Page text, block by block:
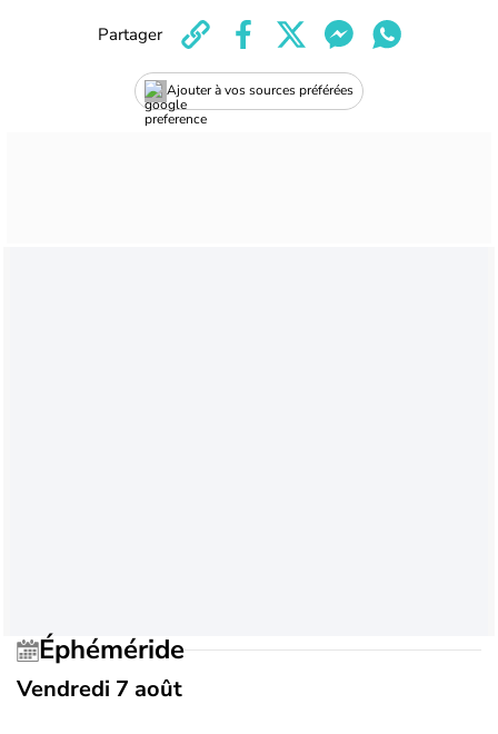
Ajouter à vos sources préférées
Partager
Éphéméride
Vendredi 7 août